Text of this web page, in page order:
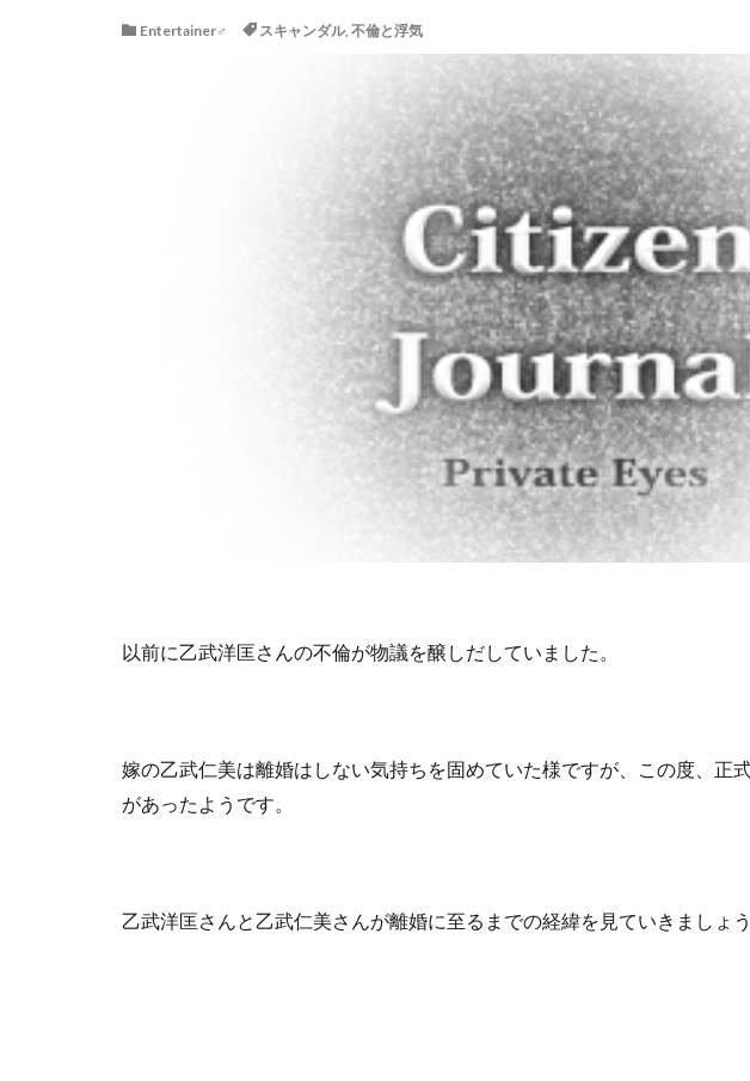
Entertainer♂ スキャンダル, 不倫と浮気
以前に乙武洋匡さんの不倫が物議を醸しだしていました。
嫁の乙武仁美は離婚はしない気持ちを固めていた様ですが、この度、正
があったようです。
乙武洋匡さんと乙武仁美さんが離婚に至るまでの経緯を見ていきましょう